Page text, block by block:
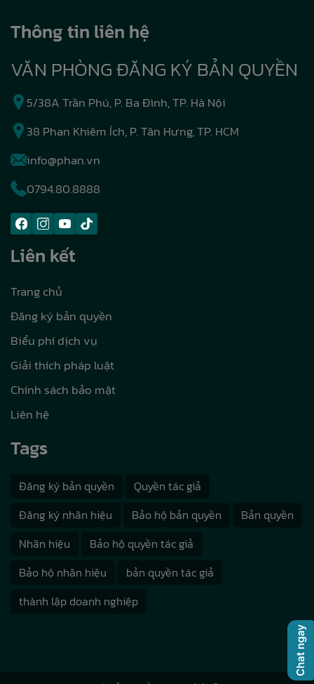
Thông tin liên hệ
VĂN PHÒNG ĐĂNG KÝ BẢN QUYỀN
5/38A Trần Phú, P. Ba Đình, TP. Hà Nội
38 Phan Khiêm Ích, P. Tân Hưng, TP. HCM
info@phan.vn
0794.80.8888
Liên kết
Trang chủ
Đăng ký bản quyền
Biểu phí dịch vụ
Giải thích pháp luật
Chính sách bảo mật
Liên hệ
Tags
Đăng ký bản quyền
Quyền tác giả
Đăng ký nhãn hiệu
Bảo hộ bản quyền
Bản quyền
Nhãn hiệu
Bảo hộ quyền tác giả
Bảo hộ nhãn hiệu
bản quyền tác giả
thành lập doanh nghiệp